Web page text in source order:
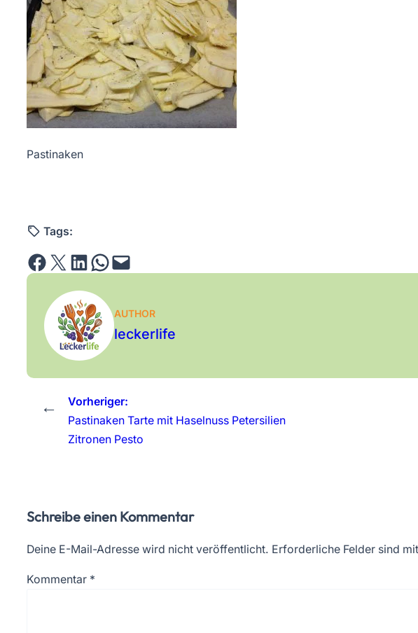
Pastinaken
Tags:
Share on Facebook Email this Page Share on LinkedIn Share on WhatsApp Email this Page
AUTHOR
leckerlife
←
Vorheriger:
Pastinaken Tarte mit Haselnuss Petersilien
Zitronen Pesto
Schreibe einen Kommentar
Deine E-Mail-Adresse wird nicht veröffentlicht. Erforderliche Felder sind mit
Kommentar *